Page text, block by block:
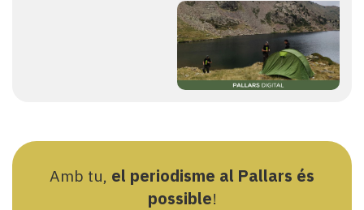
Amb tu, el periodisme al Pallars és
possible!